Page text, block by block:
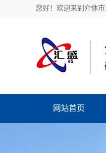
您好！欢迎来到介休
网站首页